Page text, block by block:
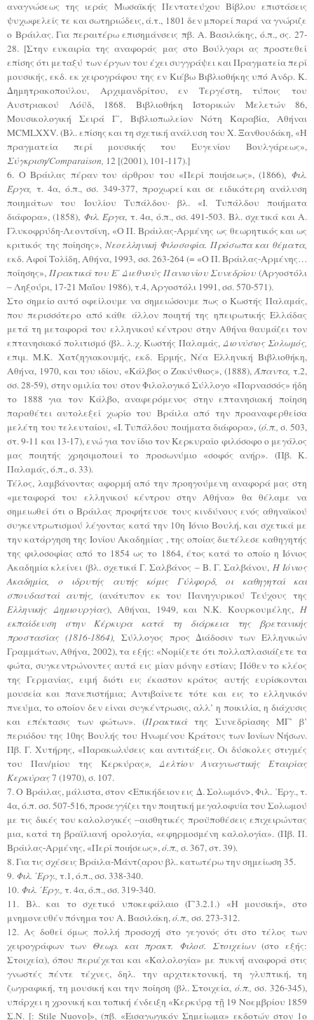
αναγνώσεως της ιεράς Μωσαϊκής Πεντατεύχου Βίβλου επιστάσεις
ψυχωφελείς τε και σωτηριώδεις, ά.τ., 1801 δεν μπορεί παρά να γνώριζε
ο Βράιλας. Για περαιτέρω επισημάνσεις πβ. Α. Βασιλάκης, ό.π., σς. 27-
28. [Στην ευκαιρία της αναφοράς μας στο Βούλγαρι ας προστεθεί
επίσης ότι μεταξύ των έργων του έχει συγγράψει και Πραγματεία περί
μουσικής, εκδ. εκ χειρογράφου της εν Κιέβω Βιβλιοθήκης υπό Ανδρ. Κ.
Δημητρακοπούλου, Αρχιμανδρίτου, εν Τεργέστη, τύποις του
Αυστριακού Λόϋδ, 1868. Βιβλιοθήκη Ιστορικών Μελετών 86,
Μουσικολογική Σειρά Γ΄, Βιβλιοπωλείον Νότη Καραβία, Αθήναι
MCMLXXV. (Βλ. επίσης και τη σχετική ανάλυση του Χ. Ξανθουδάκη, «Η
πραγματεία περί μουσικής του Ευγενίου Βουλγάρεως»,
Σύγκριση/Comparaison, 12 [(2001), 101-117).]
6. O Βράιλας πέραν του άρθρου του «Περί ποιήσεως», (1866), Φιλ.
Έργα, τ. 4α, ό.π., σσ. 349-377, προχωρεί και σε ειδικότερη ανάλυση
ποιημάτων του Ιουλίου Τυπάλδου· βλ. «Ι. Τυπάλδου ποιήματα
διάφορα», (1858), Φιλ. Έργα, τ. 4α, ό.π., σσ. 491-503. Βλ. σχετικά και Α.
Γλυκοφρύδη-Λεοντσίνη, «Ο Π. Βράιλας-Αρμένης ως θεωρητικός και ως
κριτικός της ποίησης»,Νεοελληνική Φιλοσοφία. Πρόσωπα και θέματα,
εκδ. Αφοί Τολίδη, Αθήνα, 1993, σσ. 263-264 (= «Ο Π. Βράιλας-Αρμένης…
ποίησης», Πρακτικά του Ε΄ Διεθνούς Πανιονίου Συνεδρίου(Αργοστόλι
– Ληξούρι, 17-21 Μαΐου 1986), τ.4, Αργοστόλι 1991, σσ. 570-571).
Στο σημείο αυτό οφείλουμε να σημειώσουμε πως ο Κωστής Παλαμάς,
που περισσότερο από κάθε άλλον ποιητή της ηπειρωτικής Ελλάδας
μετά τη μεταφορά του ελληνικού κέντρου στην Αθήνα θαυμάζει τον
επτανησιακό πολιτισμό (βλ. λ.χ. Κωστής Παλαμάς,Διονύσιος Σολωμός,
επιμ. Μ.Κ. Χατζηγιακουμής, εκδ. Ερμής, Νέα Ελληνική Βιβλιοθήκη,
Αθήνα, 1970, και του ιδίου, «Κάλβος ο Ζακύνθιος», (1888),Άπαντα, τ.2,
σσ. 28-59), στην ομιλία του στον Φιλολογικό Σύλλογο «Παρνασσός» ήδη
το 1888 για τον Κάλβο, αναφερόμενος στην επτανησιακή ποίηση
παραθέτει αυτολεξεί χωρίο του Βράιλα από την προαναφερθείσα
μελέτη του τελευταίου, «Ι. Τυπάλδου ποιήματα διάφορα», (ό.π., σ. 503,
στ. 9-11 και 13-17), ενώ για τον ίδιο τον Κερκυραίο φιλόσοφο ο μεγάλος
μας ποιητής χρησιμοποιεί το προσωνύμιο «σοφός ανήρ». (Πβ. Κ.
Παλαμάς, ό.π., σ. 33).
Τέλος, λαμβάνοντας αφορμή από την προηγούμενη αναφορά μας στη
«μεταφορά του ελληνικού κέντρου στην Αθήνα» θα θέλαμε να
σημειωθεί ότι ο Βράιλας προφήτευσε τους κινδύνους ενός αθηναϊκού
συγκεντρωτισμού λέγοντας κατά την 10η Ιόνιο Βουλή, και σχετικά με
την κατάργηση της Ιονίου Ακαδημίας , της οποίας διετέλεσε καθηγητής
της φιλοσοφίας από το 1854 ως το 1864, έτος κατά το οποίο η Ιόνιος
Ακαδημία κλείνει (βλ. σχετικά Γ. Σαλβάνος – Β. Γ. Σαλβάνου, Η Ιόνιος
Ακαδημία, ο ιδρυτής αυτής κόμις Γύλφορδ, οι καθηγηταί και
σπουδασταί αυτής, (ανάτυπον εκ του Πανηγυρικού Τεύχους της
Ελληνικής Δημιουργίας), Αθήναι, 1949, και Ν.Κ. Κουρκουμέλης,Η
εκπαίδευση στην Κέρκυρα κατά τη διάρκεια της βρετανικής
προστασίας (1816-1864), Σύλλογος προς Διάδοσιν των Ελληνικών
Γραμμάτων, Αθήνα, 2002), τα εξής: «Νομίζετε ότι πολλαπλασιάζετε τα
φώτα, συγκεντρώνοντες αυτά εις μίαν μόνην εστίαν; Πόθεν το κλέος
της Γερμανίας, ειμή διότι εις έκαστον κράτος αυτής ευρίσκονται
μουσεία και πανεπιστήμια; Αντιβαίνετε τότε και εις το ελληνικόν
πνεύμα, το οποίον δεν είναι συγκέντρωσις, αλλ’ η ποικιλία, η διάχυσις
και επέκτασις των φώτων». (Πρακτικάτης Συνεδρίασης ΜΓ’ β’
περιόδου της 10ης Βουλής του Ηνωμένου Κράτους των Ιονίων Νήσων.
Πβ. Γ. Χυτήρης, «Παρακωλύσεις και αντιτάξεις. Οι δύσκολες στιγμές
του Παν/μίου της Κερκύρας», Δελτίον Αναγνωστικής Εταιρίας
Κερκύρας7 (1970), σ. 107.
7. Ο Βράιλας, μάλιστα, στον <Επικήδειον εις Δ. Σολωμόν>, Φιλ. ΄Εργ., τ.
4α, ό.π. σσ. 507-516, προσεγγίζει την ποιητική μεγαλοφυία του Σολωμού
με τις δικές του καλολογικές –αισθητικές προϋποθέσεις επιχειρώντας
μια, κατά τη βραϊλιανή ορολογία, «εφηρμοσμένη καλολογία». (Πβ. Π.
Βράιλας-Αρμένης, «Περί ποιήσεως»,ό.π., σ. 367, στ. 39).
8. Για τις σχέσεις Βράιλα-Μάντζαρου βλ. κατωτέρω την σημείωση 35.
9. Φιλ. ΄Εργ., τ.1, ό.π., σσ. 338-340.
10. Φιλ. ΄Εργ., τ. 4α, ό.π., σσ. 319-340.
11. Βλ. και το σχετικό υποκεφάλαιο (Γ’3.2.1.) «Η μουσική», στο
μνημονευθέν πόνημα του Α. Βασιλάκη,ό.π., σσ. 273-312.
12. Ας δοθεί όμως πολλή προσοχή στο γεγονός ότι στο τέλος των
χειρογράφων των Θεωρ. και πρακτ. Φιλοσ. Στοιχείων(στο εξής:
Στοιχεία), όπου περιέχεται και «Καλολογία» με πυκνή αναφορά στις
γνωστές πέντε τέχνες, δηλ. την αρχιτεκτονική, τη γλυπτική, τη
ζωγραφική, τη μουσική και την ποίηση (βλ. Στοιχεία, ό.π., σσ. 326-345),
υπάρχει η χρονική και τοπική ένδειξη «Κερκύρᾳ τῇ 19 Νοεμβρίου 1859
Σ.Ν. [: Stile Nuovo]», (πβ. «Εισαγωγικόν Σημείωμα» εκδοτών στον 1ο